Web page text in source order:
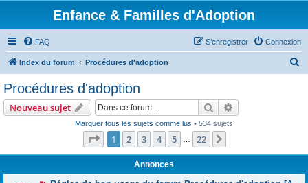
Enfance & Familles d'Adoption
FAQ Connexion
S’enregistrer
Index du forum Procédures d'adoption
h
Procédures d'adoption
Nouveau sujet Rechercher
Marquer tous les sujets comme lus • 534 sujets
Page 1sur22
1 2 3 4 5 22
Annonces